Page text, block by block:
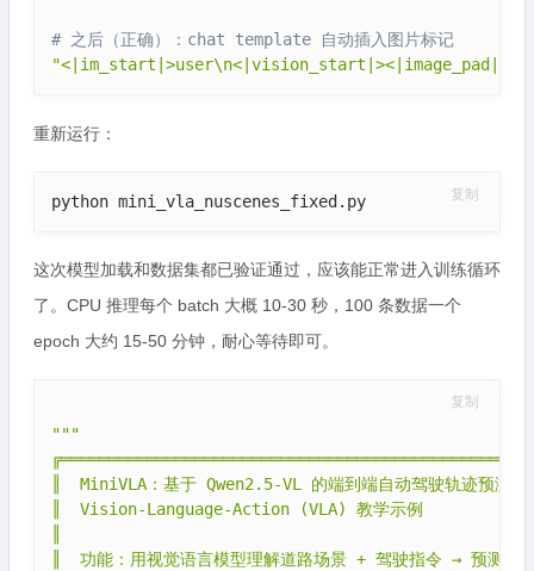
# 之后（正确）：chat template 自动插入图片标记
重新运行：
python mini_vla_nuscenes_fixed.py 复制
这次模型加载和数据集都已验证通过，应该能正常进入训练循环
了。CPU 推理每个 batch 大概 10-30 秒，100 条数据一个
epoch 大约 15-50 分钟，耐心等待即可。
"""
║  MiniVLA：基于 Qwen2.5-VL 的端到端自动驾驶
║  Vision-Language-Action (VLA) 教学示例
║  功能：用视觉语言模型理解道路场景 + 驾驶指令 → 预
复制